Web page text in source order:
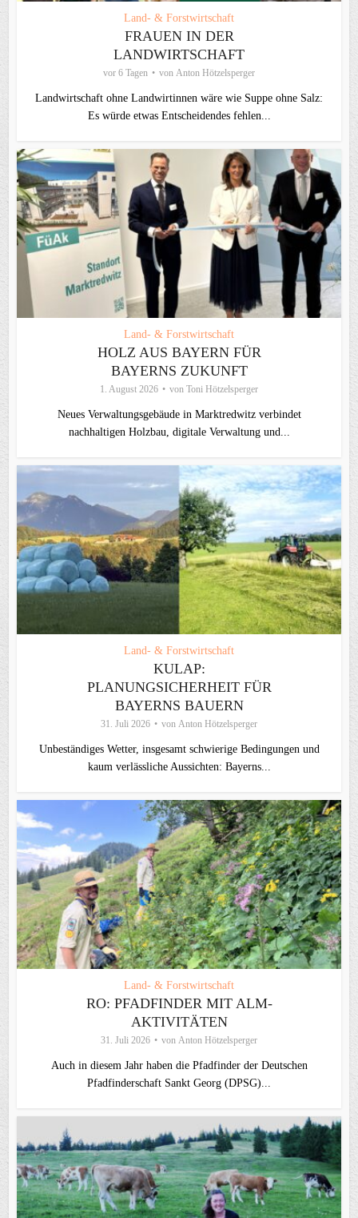
Land- & Forstwirtschaft
FRAUEN IN DER
LANDWIRTSCHAFT
vor 6 Tagen von Anton Hötzelsperger
Landwirtschaft ohne Landwirtinnen wäre wie Suppe ohne Salz:
Es würde etwas Entscheidendes fehlen...
Land- & Forstwirtschaft
HOLZ AUS BAYERN FÜR
BAYERNS ZUKUNFT
1. August 2026 von Toni Hötzelsperger
Neues Verwaltungsgebäude in Marktredwitz verbindet
nachhaltigen Holzbau, digitale Verwaltung und...
Land- & Forstwirtschaft
KULAP:
PLANUNGSICHERHEIT FÜR
BAYERNS BAUERN
31. Juli 2026 von Anton Hötzelsperger
Unbeständiges Wetter, insgesamt schwierige Bedingungen und
kaum verlässliche Aussichten: Bayerns...
Land- & Forstwirtschaft
RO: PFADFINDER MIT ALM-
AKTIVITÄTEN
31. Juli 2026 von Anton Hötzelsperger
Auch in diesem Jahr haben die Pfadfinder der Deutschen
Pfadfinderschaft Sankt Georg (DPSG)...